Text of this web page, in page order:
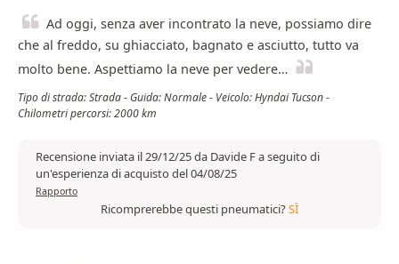
Ad oggi, senza aver incontrato la neve, possiamo dire
che al freddo, su ghiacciato, bagnato e asciutto, tutto va
molto bene. Aspettiamo la neve per vedere…
Tipo di strada: Strada - Guida: Normale - Veicolo: Hyndai Tucson -
Chilometri percorsi: 2000 km
Recensione inviata il 29/12/25 da Davide F a seguito di
un'esperienza di acquisto del 04/08/25
Rapporto
Ricomprerebbe questi pneumatici?SÌ